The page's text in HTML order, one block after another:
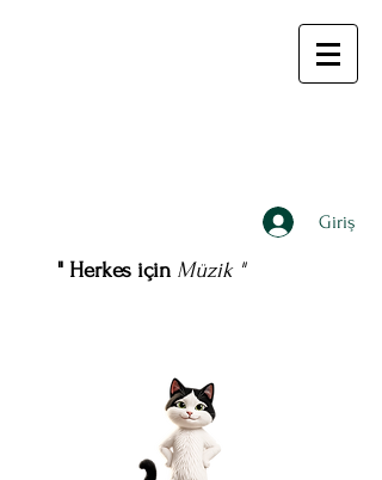
Giriş
" Herkes için Müzik "